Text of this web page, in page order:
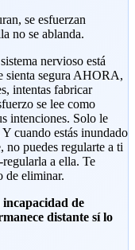
se esfuerzan
no se ablanda.
nervioso está
sienta segura AHORA,
intentas fabricar
se lee como
intenciones. Solo le
cuando estás inundado
no puedes regularte a ti
a ella. Te
de eliminar.
de
distante sí lo